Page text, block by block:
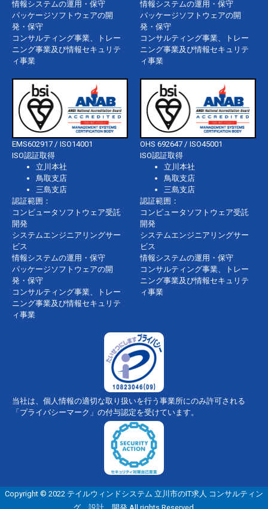
情報システムの運用・保守
パッケージソフトウェアの開
発・保守
コンサルティング事業、トレー
ニング事業及び情報セキュリテ
ィ事業
情報システムの運用・保守
パッケージソフトウェアの開
発・保守
コンサルティング事業、トレー
ニング事業及び情報セキュリテ
ィ事業
EMS602917 / ISO14001
ISO認証取得
立川本社
鳥取支店
三島支店
認証範囲：
コンピュータソフトウェア受託
開発
システムエンジニアリングサー
ビス
情報システムの運用・保守
パッケージソフトウェアの開
発・保守
コンサルティング事業、トレー
ニング事業及び情報セキュリテ
ィ事業
OHS 692647 / ISO45001
ISO認証取得
立川本社
鳥取支店
三島支店
認証範囲：
コンピュータソフトウェア受託
開発
システムエンジニアリングサー
ビス
情報システムの運用・保守
コンサルティング事業、トレー
ニング事業及び情報セキュリテ
ィ事業
当社は、個人情報の適切な取り扱いを行う事業所にのみ許可される
「プライバシーマーク」の付与認定を受けています。
Copyright © 2022 テイルウィンドシステム 立川市のIT求人 コンサルティン